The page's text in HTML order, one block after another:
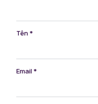
Tên*
Email*